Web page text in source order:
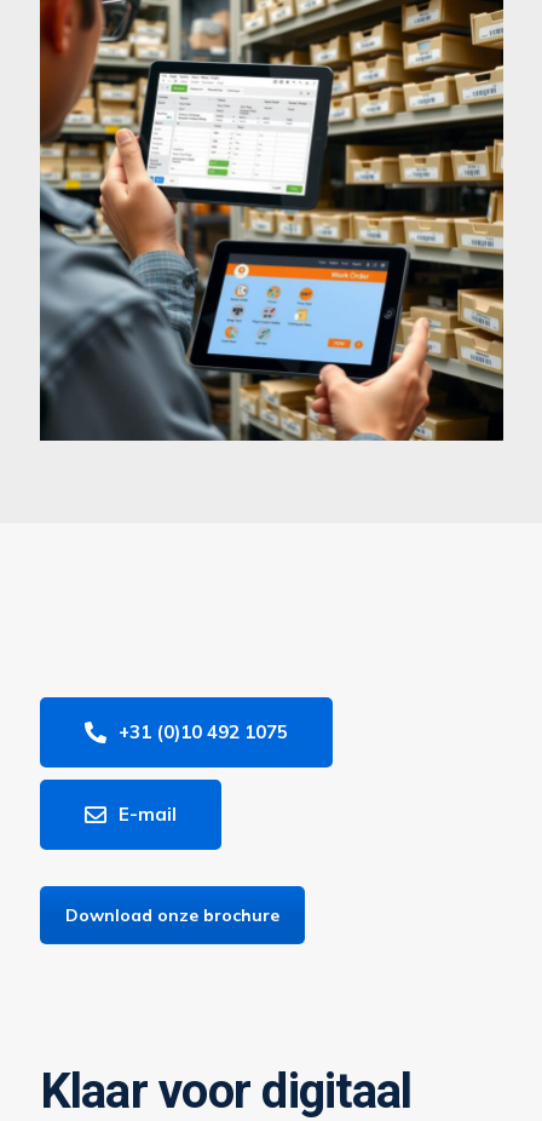
+31 (0)10 492 1075
E-mail
Download onze brochure
Klaar voor digitaal